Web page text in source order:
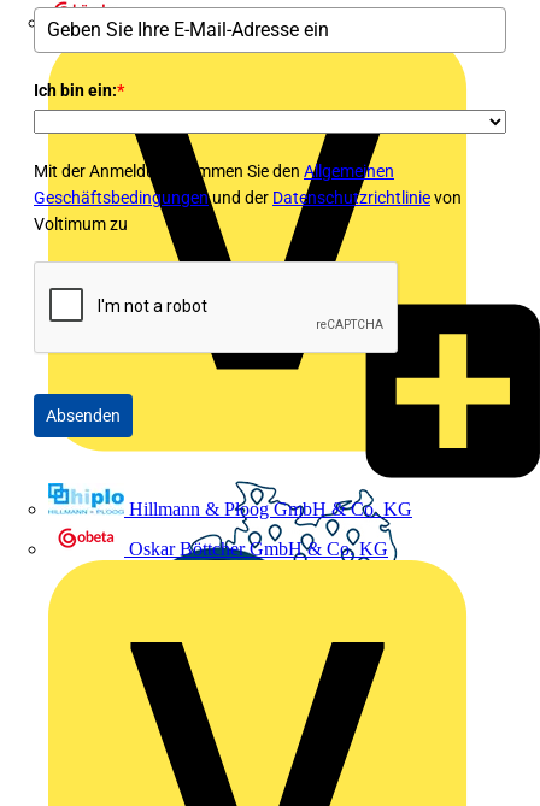
Heinrich Häusler GmbH
Hillmann & Ploog GmbH & Co. KG
Oskar Böttcher GmbH & Co. KG
Ich bin ein:*
Mit der Anmeldung stimmen Sie den Allgemeinen
Geschäftsbedingungenund der Datenschutzrichtlinievon
Voltimum zu
Absenden